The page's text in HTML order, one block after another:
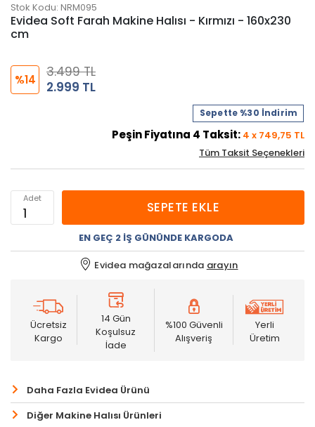
Stok Kodu: NRM095
Evidea Soft Farah Makine Halısı - Kırmızı - 160x230
cm
%14
3.499 TL
2.999 TL
Sepette %30 İndirim
Peşin Fiyatına 4 Taksit: 4 x 749,75 TL
Tüm Taksit Seçenekleri
Adet
SEPETE EKLE
EN GEÇ 2 İŞ GÜNÜNDE KARGODA
Evidea mağazalarında arayın
Ücretsiz
Kargo
14 Gün
Koşulsuz
İade
%100 Güvenli
Alışveriş
Yerli
Üretim
Daha Fazla Evidea Ürünü
Diğer Makine Halısı Ürünleri